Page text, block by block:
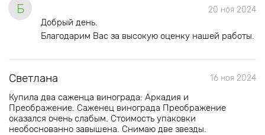
Б 20 ноя 2024
Добрый день.
Благодарим Вас за высокую оценку нашей работы.
Светлана 16 ноя 2024
Купила два саженца винограда: Аркадия и
Преображение. Саженец винограда Преображение
оказался очень слабым. Стоимость упаковки
необоснованно завышена. Снимаю две звезды.